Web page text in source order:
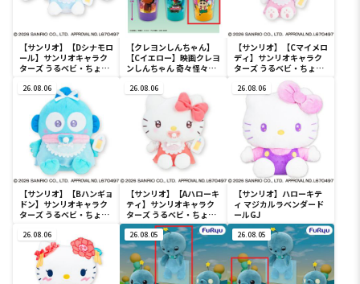
【サンリオ】【Dシナモロ
ール】サンリオキャラク
ターズ うるベビ・ちょい
【クレヨンしんちゃん】
【Cイエロー】映画クレヨ
ンしんちゃん 奇々怪々！
フルカラータンブラー
【サンリオ】【Cマイメロ
ディ】サンリオキャラク
ターズ うるベビ・ちょい
26.08.06
【サンリオ】【Bハンギョ
ドン】サンリオキャラク
ターズ うるベビ・ちょい
26.08.06
【サンリオ】【Aハローキ
ティ】サンリオキャラク
ターズ うるベビ・ちょい
デカドール
26.08.06
【サンリオ】ハローキテ
ィ マジカルラベンダード
ールGJ
26.08.06 26.08.05 26.08.05